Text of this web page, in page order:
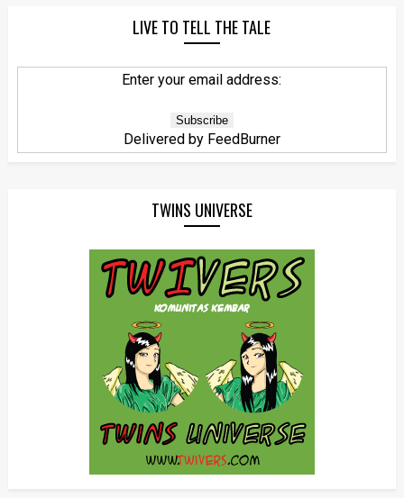
LIVE TO TELL THE TALE
Enter your email address:
Delivered by FeedBurner
TWINS UNIVERSE